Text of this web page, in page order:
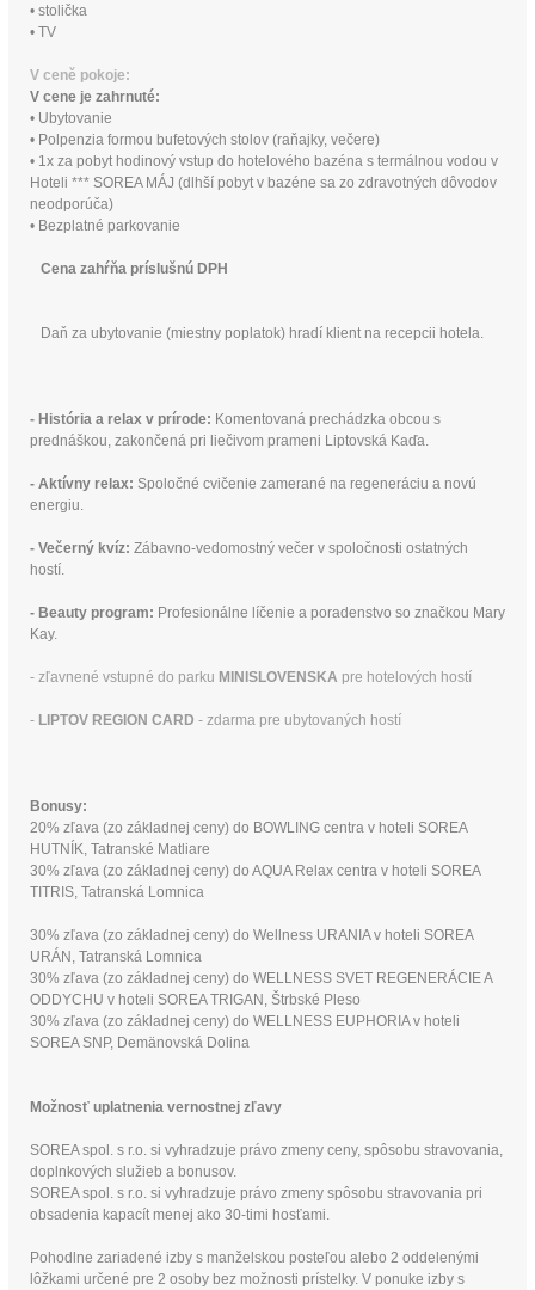
• stolička
• TV
V ceně pokoje:
V cene je zahrnuté:
• Ubytovanie
• Polpenzia formou bufetových stolov (raňajky, večere)
• 1x za pobyt hodinový vstup do hotelového bazéna s termálnou vodou v
Hoteli *** SOREA MÁJ (dlhší pobyt v bazéne sa zo zdravotných dôvodov
neodporúča)
• Bezplatné parkovanie
Cena zahŕňa príslušnú DPH
Daň za ubytovanie (miestny poplatok) hradí klient na recepcii hotela.
- História a relax v prírode: Komentovaná prechádzka obcou s
prednáškou, zakončená pri liečivom prameni Liptovská Kaďa.
- Aktívny relax: Spoločné cvičenie zamerané na regeneráciu a novú
energiu.
- Večerný kvíz: Zábavno-vedomostný večer v spoločnosti ostatných
hostí.
- Beauty program: Profesionálne líčenie a poradenstvo so značkou Mary
Kay.
- zľavnené vstupné do parku MINISLOVENSKA pre hotelových hostí
- LIPTOV REGION CARD - zdarma pre ubytovaných hostí
Bonusy:
20% zľava (zo základnej ceny) do BOWLING centra v hoteli SOREA
HUTNÍK, Tatranské Matliare
30% zľava (zo základnej ceny) do AQUA Relax centra v hoteli SOREA
TITRIS, Tatranská Lomnica
30% zľava (zo základnej ceny) do Wellness URANIA v hoteli SOREA
URÁN, Tatranská Lomnica
30% zľava (zo základnej ceny) do WELLNESS SVET REGENERÁCIE A
ODDYCHU v hoteli SOREA TRIGAN, Štrbské Pleso
30% zľava (zo základnej ceny) do WELLNESS EUPHORIA v hoteli
SOREA SNP, Demänovská Dolina
Možnosť uplatnenia vernostnej zľavy
SOREA spol. s r.o. si vyhradzuje právo zmeny ceny, spôsobu stravovania,
doplnkových služieb a bonusov.
SOREA spol. s r.o. si vyhradzuje právo zmeny spôsobu stravovania pri
obsadenia kapacít menej ako 30-timi hosťami.
Pohodlne zariadené izby s manželskou posteľou alebo 2 oddelenými
lôžkami určené pre 2 osoby bez možnosti prístelky. V ponuke izby s